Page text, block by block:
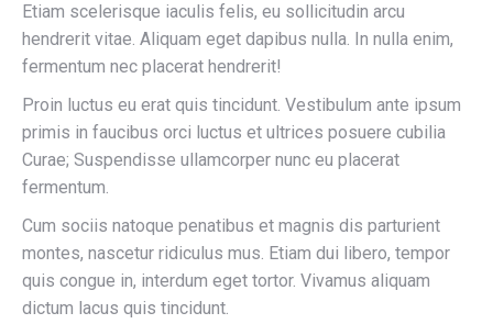
Etiam scelerisque iaculis felis, eu sollicitudin arcu
hendrerit vitae. Aliquam eget dapibus nulla. In nulla enim,
fermentum nec placerat hendrerit!
Proin luctus eu erat quis tincidunt. Vestibulum ante ipsum
primis in faucibus orci luctus et ultrices posuere cubilia
Curae; Suspendisse ullamcorper nunc eu placerat
fermentum.
Cum sociis natoque penatibus et magnis dis parturient
montes, nascetur ridiculus mus. Etiam dui libero, tempor
quis congue in, interdum eget tortor. Vivamus aliquam
dictum lacus quis tincidunt.